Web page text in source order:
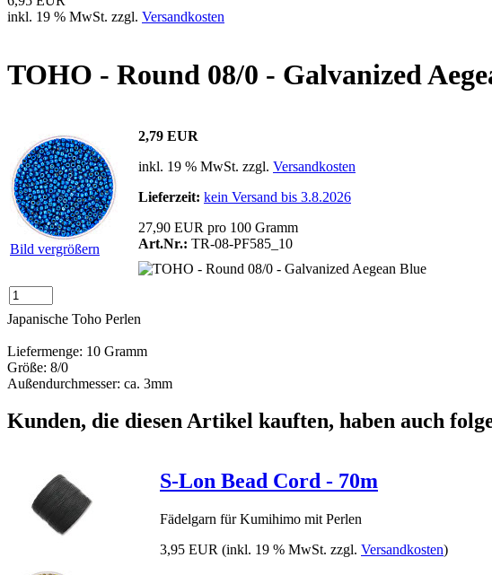
inkl. 19 % MwSt. zzgl. Versandkosten
TOHO - Round 08/0 - Galvanized
Bild vergrößern
2,79 EUR
inkl. 19 % MwSt. zzgl. Versandkosten
Lieferzeit: kein Versand bis 3.8.2026
27,90 EUR pro 100 Gramm
Art.Nr.: TR-08-PF585_10
Japanische Toho Perlen
Liefermenge: 10 Gramm
Größe: 8/0
Außendurchmesser: ca. 3mm
Kunden, die diesen Artikel kauften, haben auch
S-Lon Bead Cord - 70m
Fädelgarn für Kumihimo mit Perlen
3,95 EUR (inkl. 19 % MwSt. zzgl. Versandkosten)